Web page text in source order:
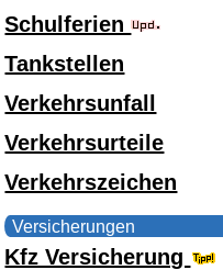
Schulferien
Tankstellen
Verkehrsunfall
Verkehrsurteile
Verkehrszeichen
Versicherungen
Kfz Versicherung